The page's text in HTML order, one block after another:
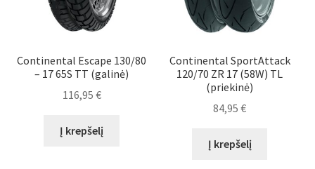
Continental Escape 130/80
– 17 65S TT (galinė)
116,95 €
Į krepšelį
Continental SportAttack
120/70 ZR 17 (58W) TL
(priekinė)
84,95€
Į krepšelį